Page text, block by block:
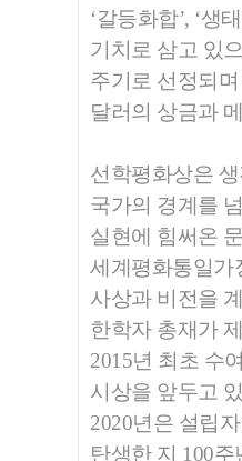
‘갈등화합’, ‘생
기치로 삼고 있
주기로 선정되
달러의 상금과
선학평화상은 생
국가의 경계를
실현에 힘써온
세계평화통일가
사상과 비전을
한학자 총재가
2015년 최초 수
시상을 앞두고
2020년은 설립
탄생한 지 100